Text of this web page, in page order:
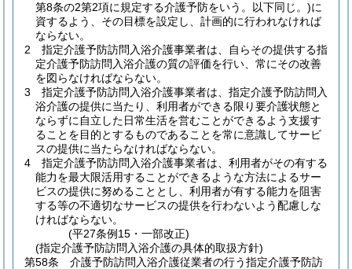
第8条の2第2項に規定する介護予防をいう。以下同じ。)に
資するよう、その目標を設定し、計画的に行われなければ
ならない。
2
指定介護予防訪問入浴介護事業者は、自らその提供する指
定介護予防訪問入浴介護の質の評価を行い、常にその改善
を図らなければならない。
3
指定介護予防訪問入浴介護事業者は、指定介護予防訪問入
浴介護の提供に当たり、利用者ができる限り要介護状態と
ならずに自立した日常生活を営むことができるよう支援す
ることを目的とするものであることを常に意識してサービ
スの提供に当たらなければならない。
4
指定介護予防訪問入浴介護事業者は、利用者がその有する
能力を最大限活用することができるような方法によるサー
ビスの提供に努めることとし、利用者が有する能力を阻害
する等の不適切なサービスの提供を行わないよう配慮しな
ければならない。
(平27条例15・一部改正)
(指定介護予防訪問入浴介護の具体的取扱方針)
第58条
介護予防訪問入浴介護従業者の行う指定介護予防訪